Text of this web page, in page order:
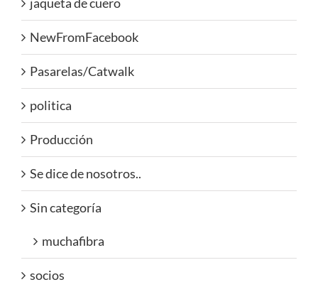
NewFromFacebook
Pasarelas/Catwalk
politica
Producción
Se dice de nosotros..
Sin categoría
muchafibra
socios